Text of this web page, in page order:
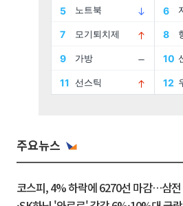
주요뉴스
코스피, 4% 하락에 6270선 마감…삼전